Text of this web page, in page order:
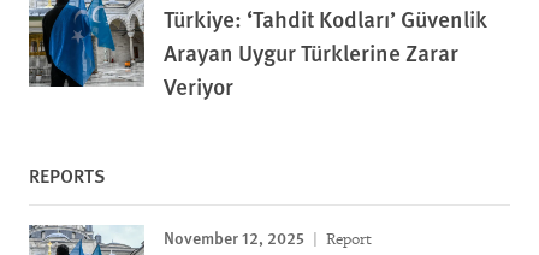
Türkiye: ‘Tahdit Kodları’ Güvenlik
Arayan Uygur Türklerine Zarar
Veriyor
REPORTS
November 12, 2025 Report